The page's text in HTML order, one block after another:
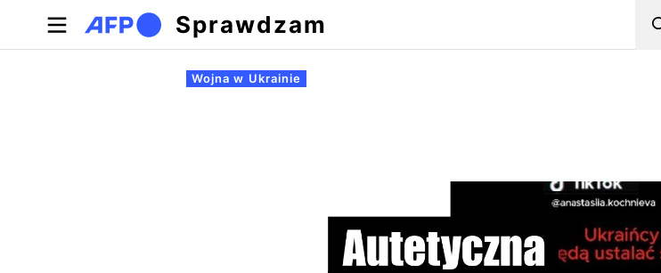
Sprawdzam
Zakładki podstawowe
Wojna w Ukrainie